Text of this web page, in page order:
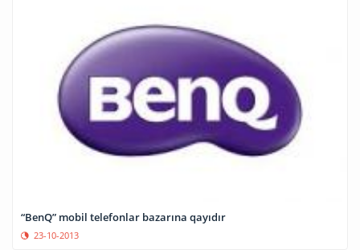
“BenQ” mobil telefonlar bazarına qayıdır
23-10-2013